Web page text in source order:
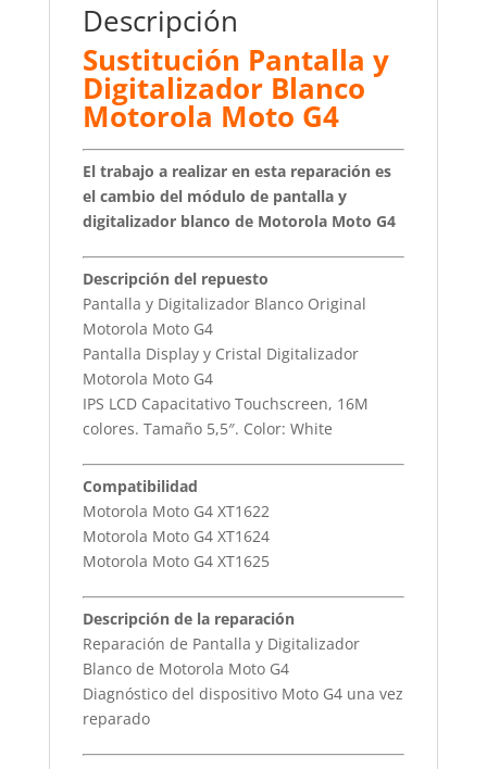
Descripción
Sustitución Pantalla y
Digitalizador Blanco
Motorola Moto G4
El trabajo a realizar en esta reparación es
el cambio del módulo de pantalla y
digitalizador blanco de Motorola Moto G4
Descripción del repuesto
Pantalla y Digitalizador Blanco Original
Motorola Moto G4
Pantalla Display y Cristal Digitalizador
Motorola Moto G4
IPS LCD Capacitativo Touchscreen, 16M
colores. Tamaño 5,5″. Color: White
Compatibilidad
Motorola Moto G4 XT1622
Motorola Moto G4 XT1624
Motorola Moto G4 XT1625
Descripción de la reparación
Reparación de Pantalla y Digitalizador
Blanco de Motorola Moto G4
Diagnóstico del dispositivo Moto G4 una vez
reparado